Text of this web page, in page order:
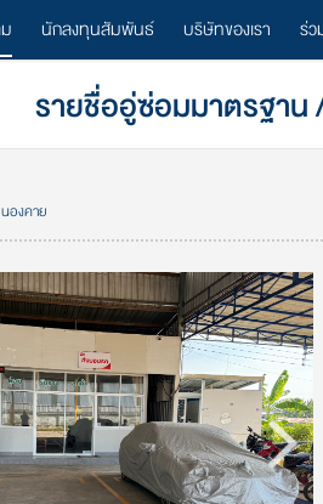
นักลงทุนสัมพันธ์ บริษัทของเรา ร่ว
รายชื่ออู่ซ่อมมาตรฐา
องคาย